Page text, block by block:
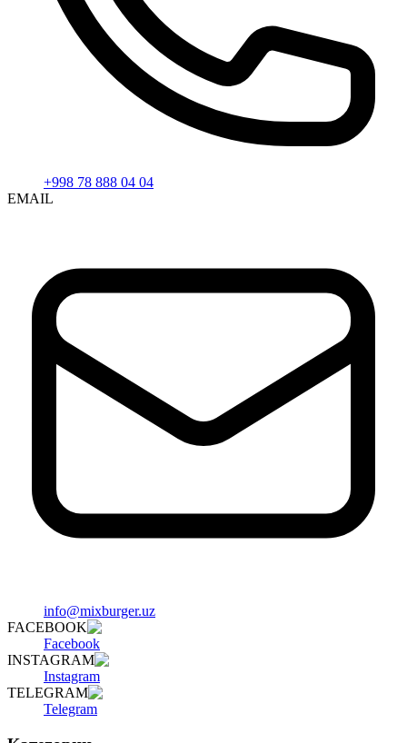
+998 78 888 04 04
EMAIL
info@mixburger.uz
FACEBOOK
Facebook
INSTAGRAM
Instagram
TELEGRAM
Telegram